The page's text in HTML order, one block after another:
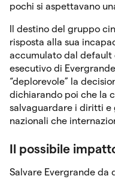
pochi si aspettavano
Il destino del gruppo
risposta alla sua
accumulato dal
esecutivo di
“deplorevole” la
dichiarando poi che la
salvaguardare i diritti e
nazionali che
Il possibile
Salvare Evergrande da